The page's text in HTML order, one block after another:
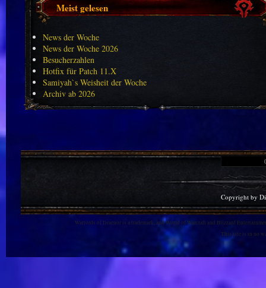
Meist gelesen
News der Woche
News der Woche 2026
Besucherzahlen
Hotfix für Patch 11.X
Samiyah`s Weisheit der Woche
Archiv ab 2026
Copyright by
Warlords of Draenor is a trademark, and World of Warcraft and Blizzard
This site is in no